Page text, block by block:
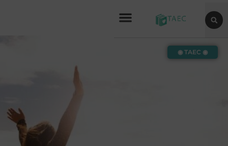
◉ TAEC ◉